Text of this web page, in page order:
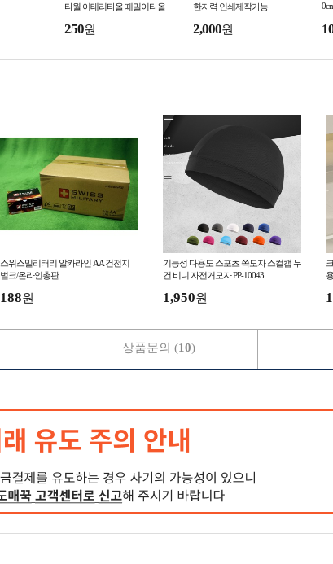
타월 이태리타올 때밀이타올
250원
한자력 인쇄제작가능
2,000원
스위스밀리터리 알카라인 AA 건전지
벌크/온라인총판
188원
기능성 다용도 스포츠 쪽모자 스컬캡 두
건 비니 자전거모자 PP-10043
1,950원
상품문의 (10)